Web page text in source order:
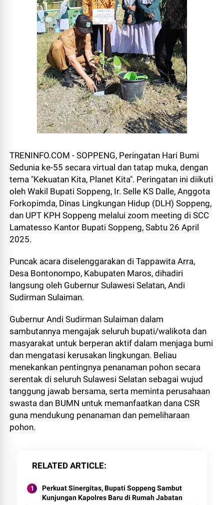
TRENINFO.COM - SOPPENG, Peringatan Hari Bumi
Sedunia ke-55 secara virtual dan tatap muka, dengan
tema "Kekuatan Kita, Planet Kita". Peringatan ini diikuti
oleh Wakil Bupati Soppeng, Ir. Selle KS Dalle, Anggota
Forkopimda, Dinas Lingkungan Hidup (DLH) Soppeng,
dan UPT KPH Soppeng melalui zoom meeting di SCC
Lamatesso Kantor Bupati Soppeng, Sabtu 26 April
2025.
Puncak acara diselenggarakan di Tappawita Arra,
Desa Bontonompo, Kabupaten Maros, dihadiri
langsung oleh Gubernur Sulawesi Selatan, Andi
Sudirman Sulaiman.
Gubernur Andi Sudirman Sulaiman dalam
sambutannya mengajak seluruh bupati/walikota dan
masyarakat untuk berperan aktif dalam menjaga bumi
dan mengatasi kerusakan lingkungan. Beliau
menekankan pentingnya penanaman pohon secara
serentak di seluruh Sulawesi Selatan sebagai wujud
tanggung jawab bersama, serta meminta perusahaan
swasta dan BUMN untuk memanfaatkan dana CSR
guna mendukung penanaman dan pemeliharaan
pohon.
RELATED ARTICLE
Perkuat Sinergitas, Bupati Soppeng Sambut
Kunjungan Kapolres Baru di Rumah Jabatan